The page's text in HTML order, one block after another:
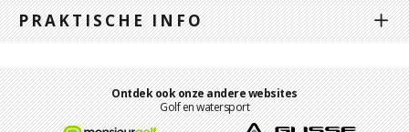
PRAKTISCHE INFO
Ontdek ook onze andere websites
Golf en watersport